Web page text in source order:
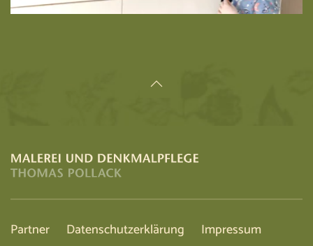
Partner Datenschutzerklärung Impressum